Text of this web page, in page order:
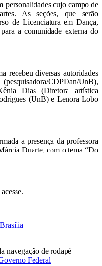
personalidades cujo campo de
As seções, que serão
de Licenciatura em Dança,
a comunidade externa do
recebeu diversas autoridades
CDPDan/UnB),
Dias (Diretora artística
(UnB) e Lenora Lobo
a presença da professora
Duarte, com o tema “Do
acesse.
navegação de rodapé